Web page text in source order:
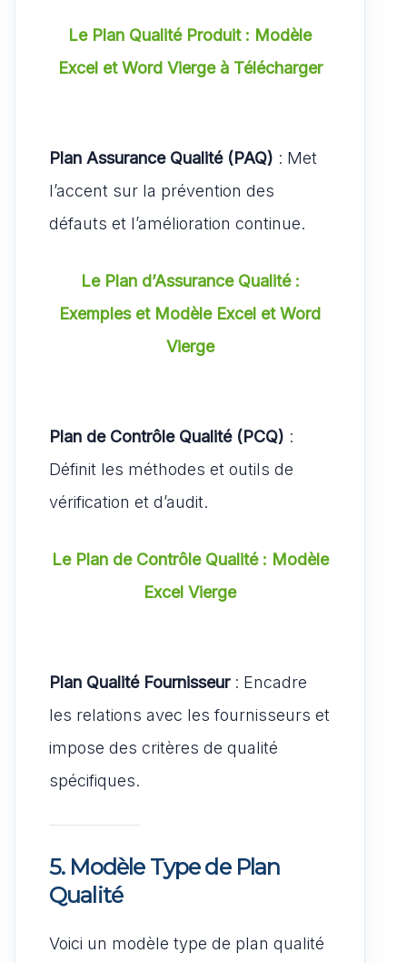
Le Plan Qualité Produit : Modèle
Excel et Word Vierge à Télécharger
Plan Assurance Qualité (PAQ) : Met
l’accent sur la prévention des
défauts et l’amélioration continue.
Le Plan d’Assurance Qualité :
Exemples et Modèle Excel et Word
Vierge
Plan de Contrôle Qualité (PCQ) :
Définit les méthodes et outils de
vérification et d’audit.
Le Plan de Contrôle Qualité : Modèle
Excel Vierge
Plan Qualité Fournisseur: Encadre
les relations avec les fournisseurs et
impose des critères de qualité
spécifiques.
5. Modèle Type de Plan
Qualité
Voici un modèle type de plan qualité